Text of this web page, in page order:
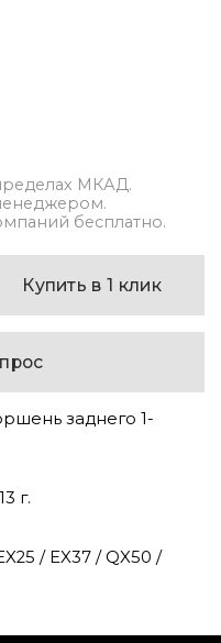
МКАД.
бесплатно.
Купить в 1 клик
заднего 1-
г.
/ EX37 / QX50 /